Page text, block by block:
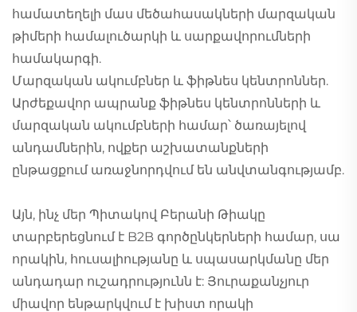
համատեղելի մաս մեծահասակների մարզական
թիմերի համալուծարկի և սարքավորումների
համակարգի.
Մարզական ակումբներ և ֆիթնես կենտրոններ.
Արժեքավոր ապրանք ֆիթնես կենտրոնների և
մարզական ակումբների համար՝ ծառայելով
անդամներին, ովքեր աշխատանքների
ընթացքում առաջնորդվում են անվտանգությամբ.
Այն, ինչ մեր Պիտակով Բերանի Թիակը
տարբերեցնում է B2B գործընկերների համար, սա
որակին, հուսալիությանը և սպասարկմանը մեր
անդադար ուշադրությունն է: Յուրաքանչյուր
միավոր ենթարկվում է խիստ որակի